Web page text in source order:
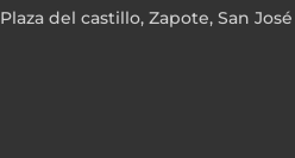
Plaza del castillo, Zapote, San José